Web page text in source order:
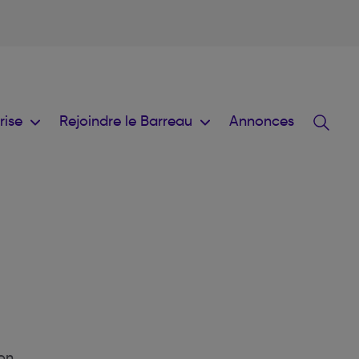
Rejoindre le Barreau Annonces